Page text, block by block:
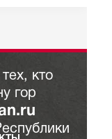
кто
гор